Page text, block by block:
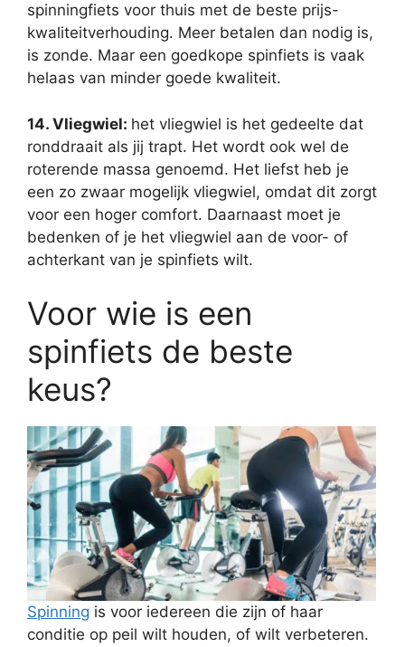
spinningfiets voor thuis met de beste prijs-
kwaliteitverhouding. Meer betalen dan nodig is,
is zonde. Maar een goedkope spinfiets is vaak
helaas van minder goede kwaliteit.
14. Vliegwiel: het vliegwiel is het gedeelte dat
ronddraait als jij trapt. Het wordt ook wel de
roterende massa genoemd. Het liefst heb je
een zo zwaar mogelijk vliegwiel, omdat dit zorgt
voor een hoger comfort. Daarnaast moet je
bedenken of je het vliegwiel aan de voor- of
achterkant van je spinfiets wilt.
Voor wie is een
spinfiets de beste
keus?
Spinning is voor iedereen die zijn of haar
conditie op peil wilt houden, of wilt verbeteren.